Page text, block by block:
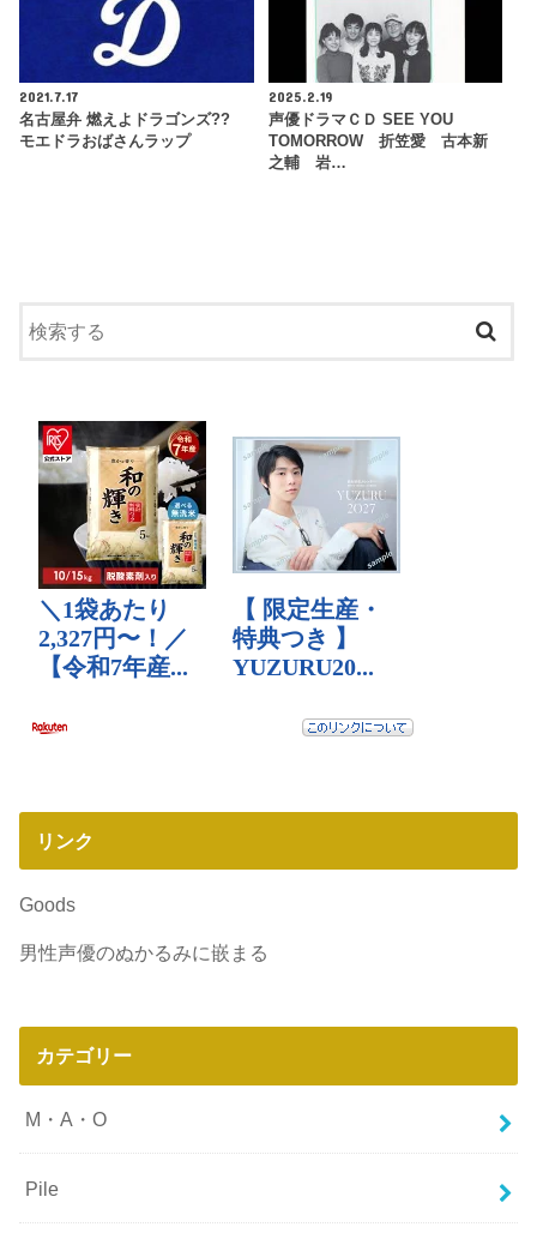
2021.7.17
名古屋弁 燃えよドラゴンズ??
モエドラおばさんラップ
2025.2.19
声優ドラマＣＤ SEE YOU
TOMORROW 折笠愛 古本新
之輔 岩…
リンク
Goods
男性声優のぬかるみに嵌まる
カテゴリー
M・A・O
Pile